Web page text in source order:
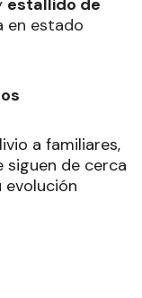
estallido de
en estado
a familiares,
siguen de cerca
evolución